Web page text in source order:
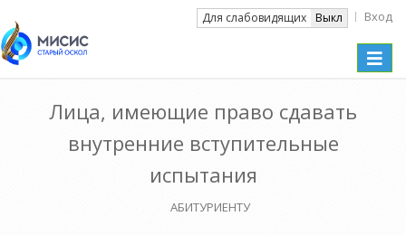
Для слабовидящих Выкл Вход
Toggle
Лица, имеющие право сдавать
внутренние вступительные
испытания
АБИТУРИЕНТУ